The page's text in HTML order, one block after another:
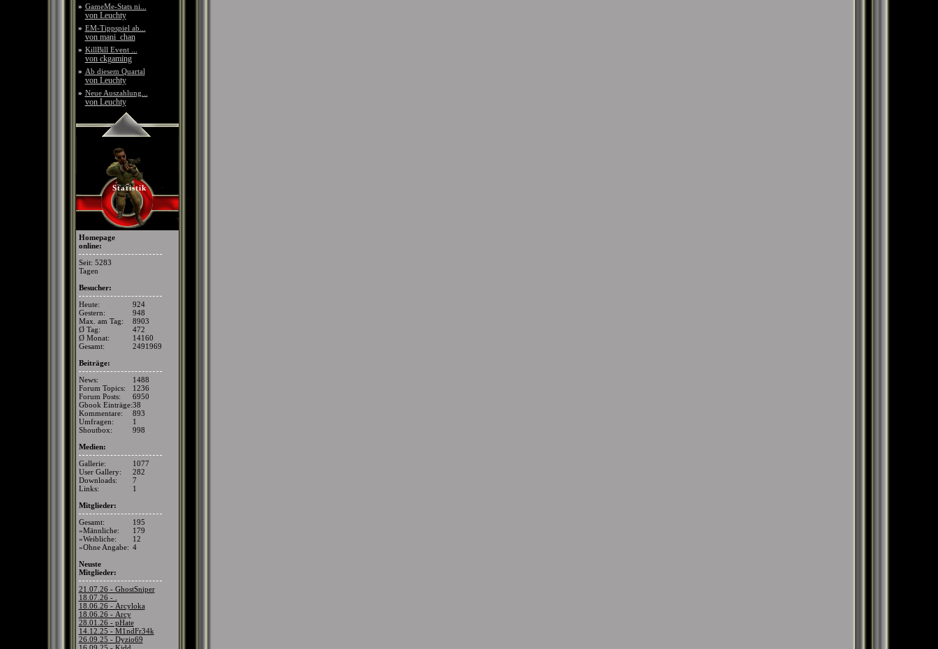
» GameMe-Stats ni...
von Leuchty
» EM-Tippspiel ab...
von mani_chan
» KillBill Event ...
von ckgaming
» Ab diesem Quartal
von Leuchty
» Neue Auszahlung...
von Leuchty
Statistik
Homepage
online:
Seit: 5283
Tagen
Besucher:
Heute:
924
Gestern:
948
Max. am Tag:
8903
Ø Tag:
472
Ø Monat:
14160
Gesamt:
2491969
Beiträge:
News:
1488
Forum Topics:
1236
Forum Posts:
6950
Gbook Einträge:38
Kommentare:
893
Umfragen:
1
Shoutbox:
998
Medien:
Gallerie:
1077
User Gallery:
282
Downloads:
7
Links:
1
Mitglieder:
Gesamt:
195
»Männliche:
179
»Weibliche:
12
»Ohne Angabe: 4
Neuste
Mitglieder:
21.07.26 - GhostSniper
18.07.26 - .
18.06.26 - Arcyloka
18.06.26 - Arcy
28.01.26 - pHate
14.12.25 - M1ndFr34k
26.09.25 - Dyzio69